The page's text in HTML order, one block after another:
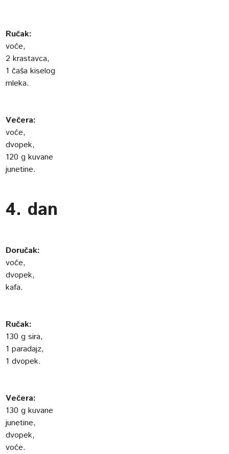
Ručak:
voće,
2 krastavca,
1 čaša kiselog
mleka.
Večera:
voće,
dvopek,
120 g kuvane
junetine.
4. dan
Doručak:
voće,
dvopek,
kafa.
Ručak:
130 g sira,
1 paradajz,
1 dvopek.
Večera:
130 g kuvane
junetine,
dvopek,
voće.